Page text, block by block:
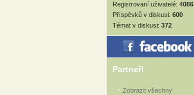
Registrovaní uživatelé: 4086
Příspěvků v diskusi: 600
Témat v diskusi: 372
Partneři
Zobrazit všechny